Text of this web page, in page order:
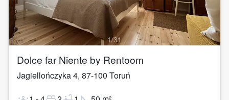
1/31
Dolce far Niente by Rentoom
Jagiellończyka 4, 87-100 Toruń